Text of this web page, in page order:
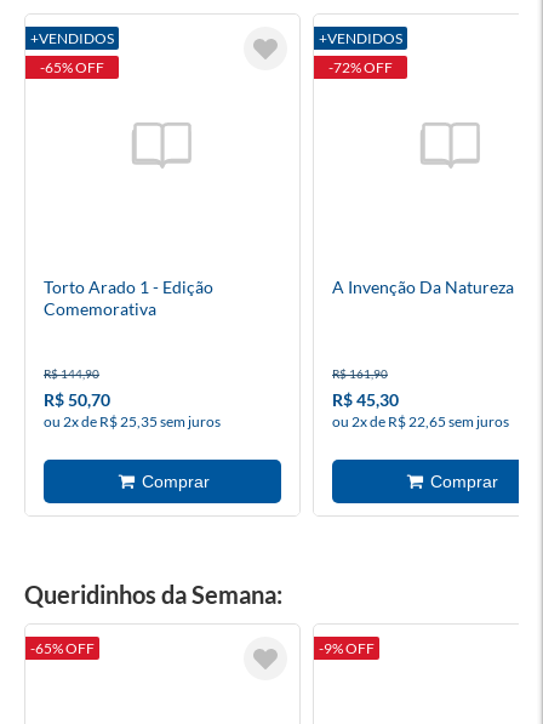
+VENDIDOS
-65% OFF
Torto Arado 1 - Edição
Comemorativa
R$ 144,90
R$ 50,70
ou 2x de R$ 25,35 sem juros
+VENDIDOS
-72% OFF
A Invenção Da Natureza
R$ 161,90
R$ 45,30
ou 2x de R$ 22,65 sem juros
Queridinhos da Semana:
-65% OFF -9% OFF